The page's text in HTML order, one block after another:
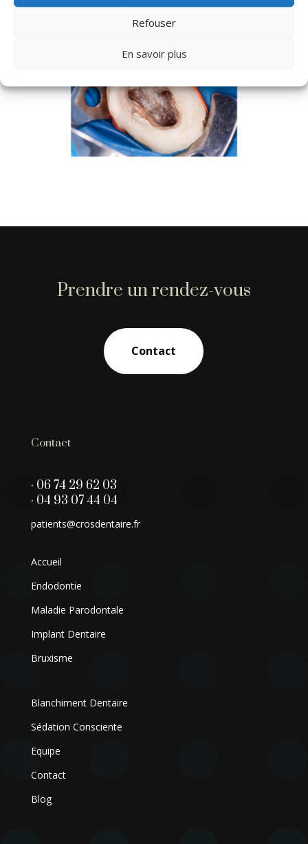
Refouser
En savoir plus
digue dentaire améliore l’efficacité et la sécurité des
Prendre un rendez-vous
Contact
Contact
· 06 74 29 62 03
· 04 93 07 44 04
patients@crosdentaire.fr
Accueil
Endodontie
Maladie Parodontale
Implant Dentaire
Bruxisme
Blanchiment Dentaire
Sédation Consciente
Equipe
Contact
Blog